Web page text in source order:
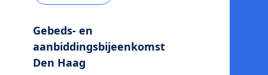
Gebeds- en
aanbiddingsbijeenkomst
Den Haag